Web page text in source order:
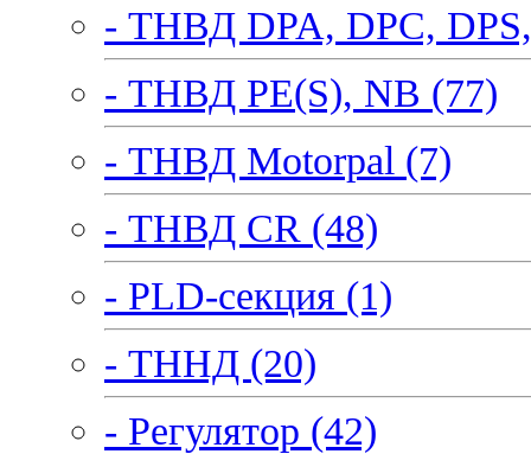
- ТНВД DPA, DPC,
- ТНВД PE(S), NB (77)
- ТНВД Motorpal (7)
- ТНВД CR (48)
- PLD-секция (1)
- ТННД (20)
- Регулятор (42)